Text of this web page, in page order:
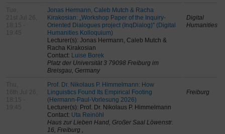
Tue,
21st Jul 26,
18:15 -
19:45
Jonas Hermann, Caleb Mutch & Racha
Kirakosian: „Workshop Paper of the Inquiry-
Oriented Dialogues project (InqDialog)" (Digital
Humanities Kolloquium)
Lecturer(s): Jonas Hermann, Caleb Mutch &
Racha Kirakosian
Contact: Luise Borek
Platz der Universität 3 79098 Freiburg im
Breisgau, Germany
Digital
Humanities
Thu,
16th Jul 26,
18:15 -
19:45
Prof. Dr. Nikolaus P. Himmelmann: How
Linguistics Found Its Empirical Footing
(Hermann-Paul-Vorlesung 2026)
Lecturer(s): Prof. Dr. Nikolaus P. Himmelmann
Contact: Uta Reinöhl
Haus zur Lieben Hand, Großer Saal Löwenstr.
16, Freiburg ,
Freiburg